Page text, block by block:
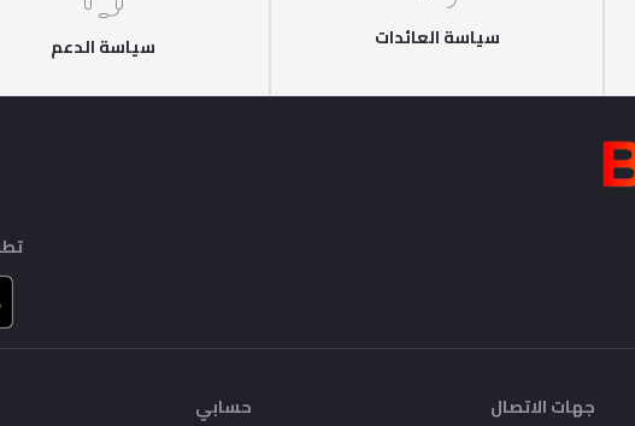
سياسة العائدات سياسة الدعم
جهات الاتصال حسابي